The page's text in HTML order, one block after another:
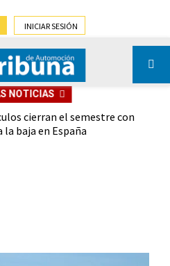
INICIAR SESIÓN
NOTICIAS
cierran el semestre con
la baja en España